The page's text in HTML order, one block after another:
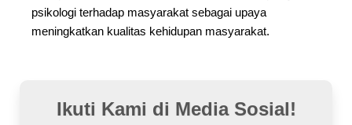
psikologi terhadap masyarakat sebagai upaya
meningkatkan kualitas kehidupan masyarakat.
Ikuti Kami di Media Sosial!